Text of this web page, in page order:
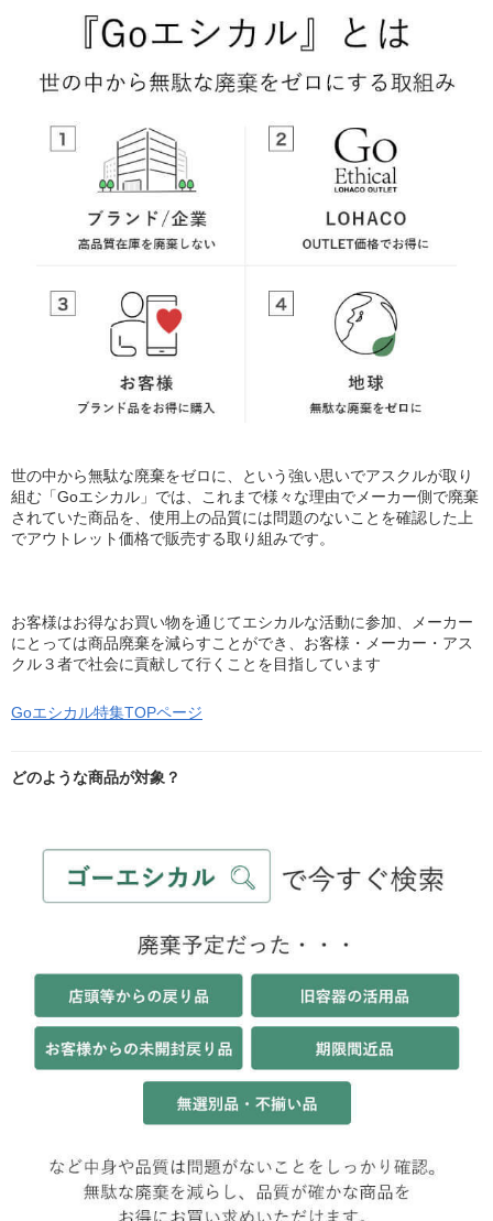
世の中から無駄な廃棄をゼロに、という強い思いでアスクルが取り
組む「Goエシカル」では、これまで様々な理由でメーカー側で廃棄
されていた商品を、使用上の品質には問題のないことを確認した上
でアウトレット価格で販売する取り組みです。
お客様はお得なお買い物を通じてエシカルな活動に参加、メーカー
にとっては商品廃棄を減らすことができ、お客様・メーカー・アス
クル３者で社会に貢献して行くことを目指しています
Goエシカル特集TOPページ
どのような商品が対象？